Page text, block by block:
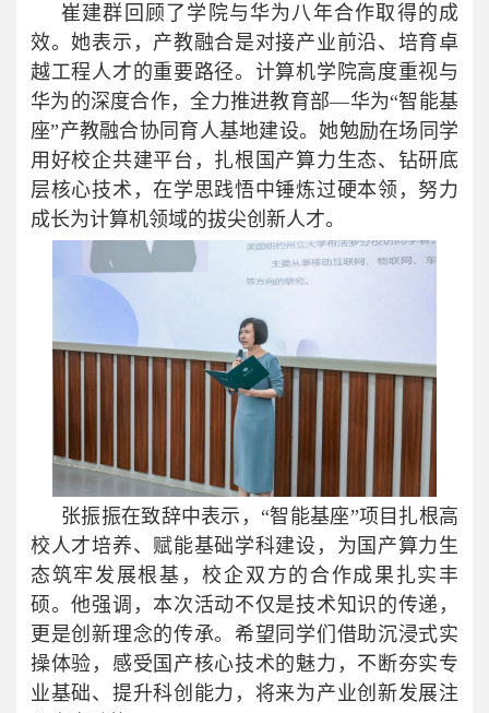
崔建群回顾了学院与华为八年合作取得的成
效。她表示，产教融合是对接产业前沿、培育卓
越工程人才的重要路径。计算机学院高度重视与
华为的深度合作，全力推进教育部—华为“智能基
座”产教融合协同育人基地建设。她勉励在场同学
用好校企共建平台，扎根国产算力生态、钻研底
层核心技术，在学思践悟中锤炼过硬本领，努力
成长为计算机领域的拔尖创新人才。
张振振在致辞中表示，“智能基座”项目扎根高
校人才培养、赋能基础学科建设，为国产算力生
态筑牢发展根基，校企双方的合作成果扎实丰
硕。他强调，本次活动不仅是技术知识的传递，
更是创新理念的传承。希望同学们借助沉浸式实
操体验，感受国产核心技术的魅力，不断夯实专
业基础、提升科创能力，将来为产业创新发展注